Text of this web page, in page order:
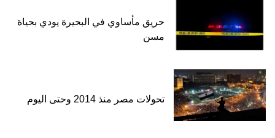
حريق مأساوي في البحيرة يودي بحياة
مسن
تحولات مصر منذ 2014 وحتى اليوم